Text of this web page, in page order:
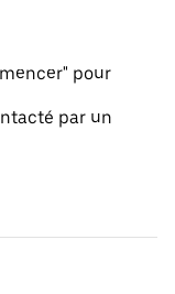
pour
par un